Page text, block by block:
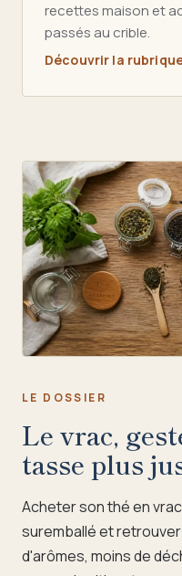
recettes maison et
passés au crible.
Découvrir la
LE DOSSIER
Le vrac,
tasse plus
Acheter son thé en
suremballé et
d'arômes, moins de